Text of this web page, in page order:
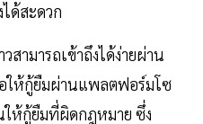
ด้สะดวก
ามารถเข้าถึงได้ง่ายผ่าน
ให้กู้ยืมผ่านแพลตฟอร์มโซ
ห้กู้ยืมที่ผิดกฎหมาย ซึ่ง